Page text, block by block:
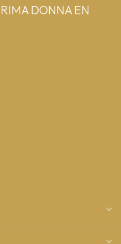
DONNA EN